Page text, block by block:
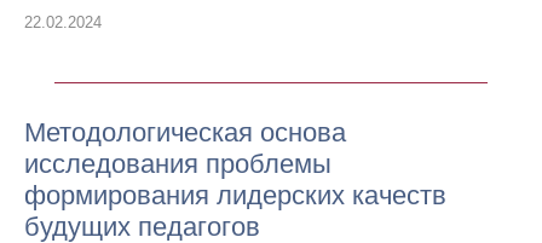
22.02.2024
Методологическая основа
исследования проблемы
формирования лидерских качеств
будущих педагогов